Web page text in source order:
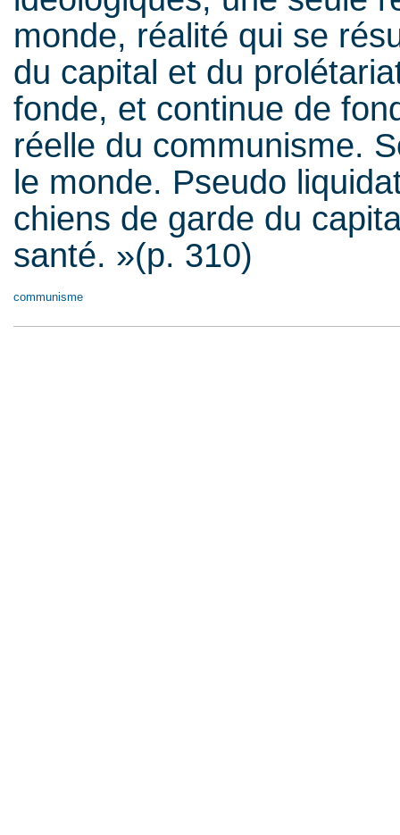
monde, réalité qui se
du capital et du
fonde, et continue de
réelle du communisme.
le monde. Pseudo
chiens de garde du
santé. »(p. 310)
communisme